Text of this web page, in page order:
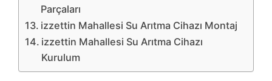
Parçaları
izzettin Mahallesi Su Arıtma Cihazı Montaj
izzettin Mahallesi Su Arıtma Cihazı
Kurulum